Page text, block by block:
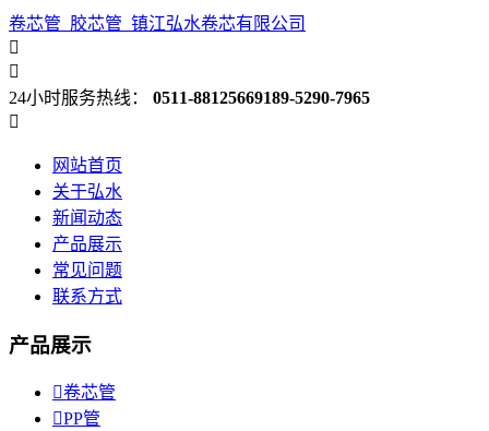
卷芯管_胶芯管_镇江弘水卷芯有限公司


24小时服务热线：
0511-88125669189-5290-7965

网站首页
关于弘水
新闻动态
产品展示
常见问题
联系方式
产品展示
卷芯管
PP管